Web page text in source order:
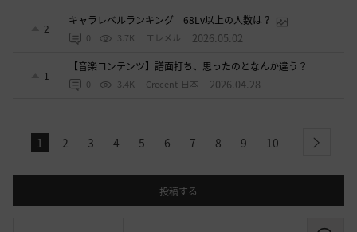
2
キャラレベルランキング 68Lv以上の人数は？
0 3.7K エレメル 2026.05.02
1
【音楽コンテンツ】譜面打ち、思ったのとなんか違う？
0 3.4K Crecent-日本 2026.04.28
1 2 3 4 5 6 7 8 9 10 next
投稿する